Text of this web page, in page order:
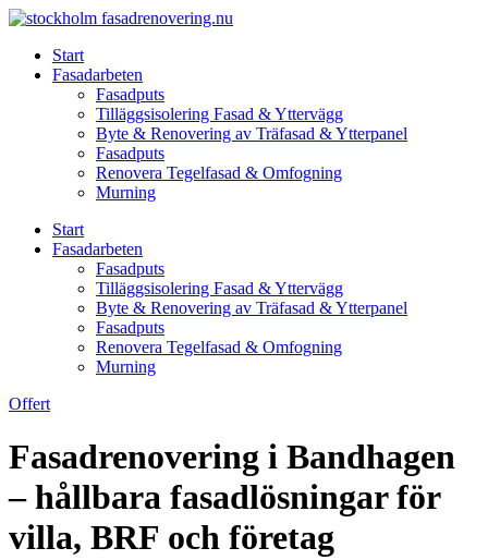
Skip
contentStart
Fasadarbeten
Fasadputs
Tilläggsisolering Fasad & Yttervägg
Byte & Renovering av Träfasad & Ytterpanel
Fasadputs
Renovera Tegelfasad & Omfogning
Murning
Start
Fasadarbeten
Fasadputs
Tilläggsisolering Fasad & Yttervägg
Byte & Renovering av Träfasad & Ytterpanel
Fasadputs
Renovera Tegelfasad & Omfogning
Murning
Offert
Fasadrenovering i Bandhagen
– hållbara fasadlösningar för
villa, BRF och företag